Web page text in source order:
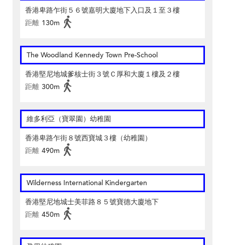
香港卑路乍街５６號嘉明大廈地下入口及１至３樓
距離 130m
The Woodland Kennedy Town Pre-School
香港堅尼地城爹核士街３號Ｃ厚和大廈１樓及２樓
距離 300m
維多利亞（寶翠園）幼稚園
香港卑路乍街８號西寶城３樓（幼稚園）
距離 490m
Wilderness International Kindergarten
香港堅尼地城士美菲路８５號寶德大廈地下
距離 450m